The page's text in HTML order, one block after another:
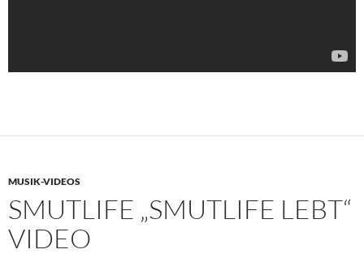
MUSIK-VIDEOS
SMUTLIFE „SMUTLIFE LEBT“
VIDEO